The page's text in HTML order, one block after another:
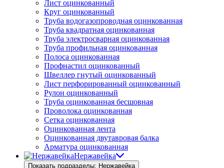
Лист оцинкованный
Круг оцинкованный
Труба водогазопроводная оцинкованная
Труба квадратная оцинкованная
Труба электросварная оцинкованная
Труба профильная оцинкованная
Полоса оцинкованная
Профнастил оцинкованный
Швеллер гнутый оцинкованный
Лист перфорированный оцинкованный
Рулон оцинкованный
Труба оцинкованная бесшовная
Проволока оцинкованная
Сетка оцинкованная
Оцинкованная лента
Оцинкованная двутавровая балка
Арматура оцинкованная
Нержавейка
Показать подразделы: Нержавейка